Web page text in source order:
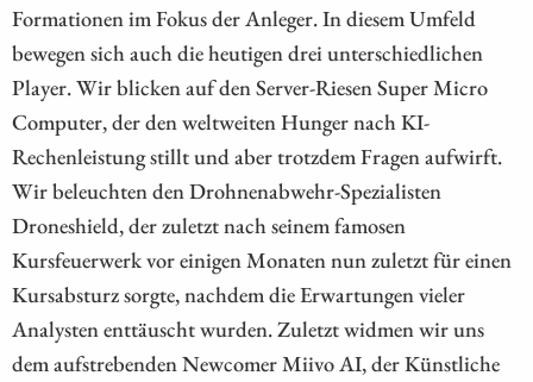
Formationen im Fokus der Anleger. In diesem Umfeld
bewegen sich auch die heutigen drei unterschiedlichen
Player. Wir blicken auf den Server-Riesen Super Micro
Computer, der den weltweiten Hunger nach KI-
Rechenleistung stillt und aber trotzdem Fragen aufwirft.
Wir beleuchten den Drohnenabwehr-Spezialisten
Droneshield, der zuletzt nach seinem famosen
Kursfeuerwerk vor einigen Monaten nun zuletzt für einen
Kursabsturz sorgte, nachdem die Erwartungen vieler
Analysten enttäuscht wurden. Zuletzt widmen wir uns
dem aufstrebenden Newcomer Miivo AI, der Künstliche